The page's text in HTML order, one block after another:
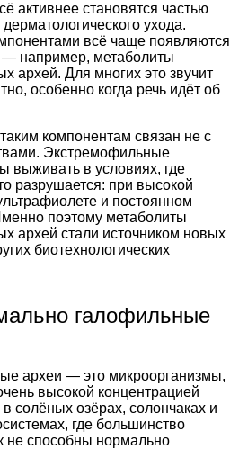
активнее становятся частью
ухода.
всё чаще появляются
например, метаболиты
архей. Для многих это звучит
особенно когда речь идёт об
компонентам связан не с
Экстремофильные
выживать в условиях, где
разрушается: при высокой
и постоянном
поэтому метаболиты
архей стали источником новых
биотехнологических
галофильные
археи — это микроорганизмы,
высокой концентрацией
солёных озёрах, солончаках и
где большинство
не способны нормально